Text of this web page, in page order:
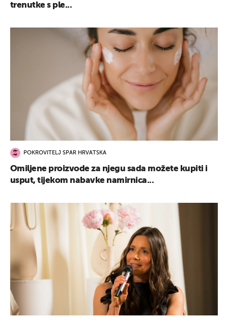
trenutke s ple...
POKROVITELJ SPAR HRVATSKA
Omiljene proizvode za njegu sada možete kupiti i
usput, tijekom nabavke namirnica...